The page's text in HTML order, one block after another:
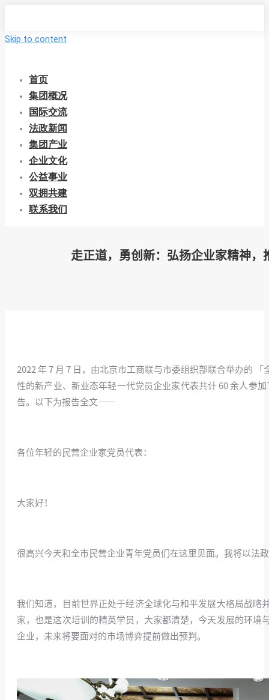
Skip to content
首页
集团概况
国际交流
法政新闻
集团产业
企业文化
公益事业
双拥共建
联系我们
走正道，勇创新：弘扬企业家精神
2022 年 7 月 7 日，由北京市工商联与市委组织部联合举办的
性的新产业、新业态年轻一代党员企业家代表共计 60 余人参
告。以下为报告全文——
各位年轻的民营企业家党员代表：
大家好！
很高兴今天和全市民营企业青年党员们在这里见面。我将以法
我们知道，目前世界正处于经济全球化与和平发展大格局战
家，也是这次培训的精英学员，大家都清楚，今天发展的环
企业，未来将要面对的市场博弈提前做出预判。